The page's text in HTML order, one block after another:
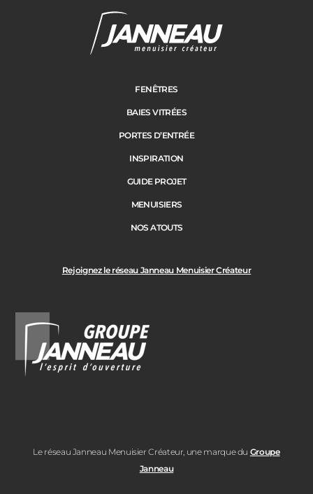
Rejoignez le réseau Janneau Menuisier Créateur
Le réseau Janneau Menuisier Créateur, une marque du Groupe
Janneau
FENÊTRES
BAIES VITRÉES
PORTES D’ENTRÉE
INSPIRATION
GUIDE PROJET
MENUISIERS
NOS ATOUTS